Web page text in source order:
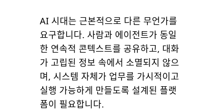
AI 시대는 근본적으로 다른 무언가를
요구합니다. 사람과 에이전트가 동일
한 연속적 콘텍스트를 공유하고, 대화
가 고립된 정보 속에서 소멸되지 않으
며, 시스템 자체가 업무를 가시적이고
실행 가능하게 만들도록 설계된 플랫
폼이 필요합니다.